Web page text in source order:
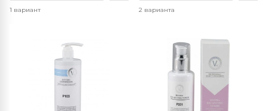
1 вариант 2 варианта